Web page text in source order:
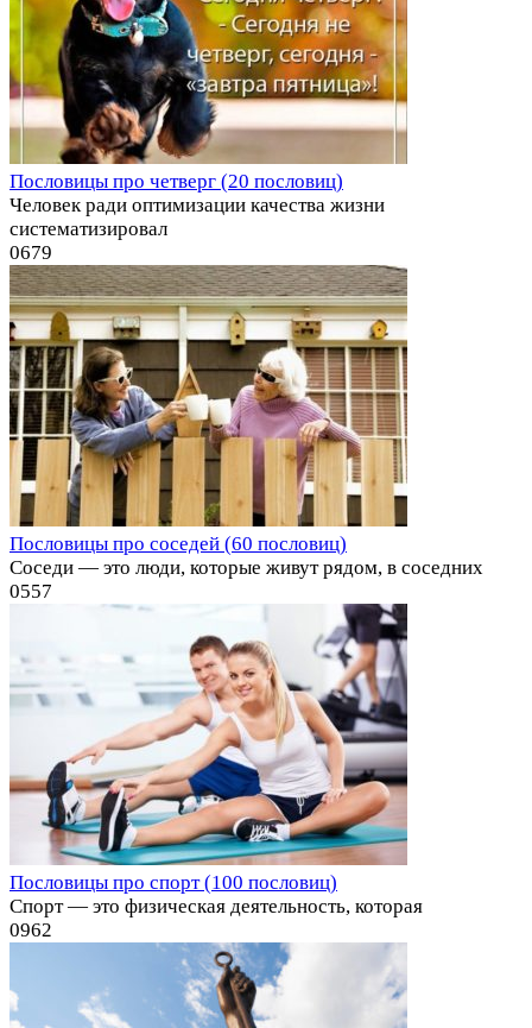
Пословицы про четверг (20 пословиц)
Человек ради оптимизации качества жизни
систематизировал
0679
Пословицы про соседей (60 пословиц)
Соседи — это люди, которые живут рядом, в соседних
0557
Пословицы про спорт (100 пословиц)
Спорт — это физическая деятельность, которая
0962